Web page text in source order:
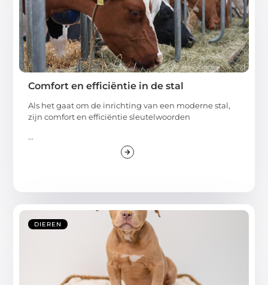
Comfort en efficiëntie in de stal
Als het gaat om de inrichting van een moderne stal,
zijn comfort en efficiëntie sleutelwoorden
...
DIEREN